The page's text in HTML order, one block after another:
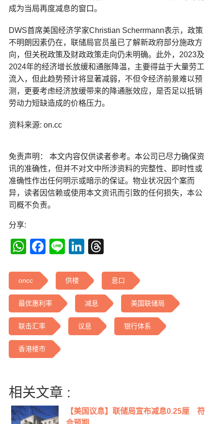
成为当局再度减息的窗口。
DWS首席美国经济学家Christian Scherrmann表示，政策
不明朗因素仍在，联储局官员虽已了解新政府部分施政方
向，但关税政策及财政政策走向仍未明确。此外，2023及
2024年的经济增长放缓和通胀降温，主要得益于大量劳工
流入，但此趋势预计将显著减弱，不但令经济前景难以预
测，更要考虑经济放缓带来的降通胀效应，是否足以抵销
劳动力短缺造成的价格压力。
资料来源: on.cc
免责声明： 本文内容仅供读者参考。本公司已尽力确保资
讯的准确性，但并不对文中所涉资料的完整性、即时性或
准确性作出任何明示或暗示的保证。物业状况因个案而
异，读者因信赖或使用本文资讯而引致的任何损失，本公
司概不负责。
分享:
WhatsApp
Facebook
LineLinkedIn
oncc 供楼 息口
最优惠利率 减息 美国联储局
联击汇率 议息 银行体系
香港楼市
相关文章 :
【美国议息】联储局宣布减息0.25厘 符